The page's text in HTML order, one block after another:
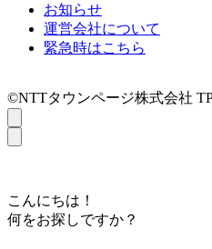
お知らせ
運営会社について
緊急時はこちら
©NTTタウンページ株式会社
こんにちは！
何をお探しですか？